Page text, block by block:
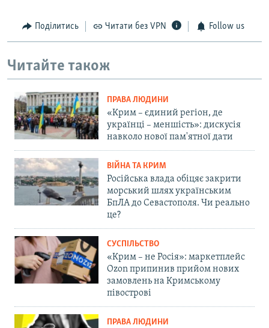
Поділитись Читати без VPN Follow us
Читайте також
ПРАВА ЛЮДИНИ
«Крим – єдиний регіон, де
українці – меншість»: дискусія
навколо нової пам'ятної дати
ВІЙНА ТА КРИМ
Російська влада обіцяє закрити
морський шлях українським
БпЛА до Севастополя. Чи реально
це?
СУСПІЛЬСТВО
«Крим – не Росія»: маркетплейс
Ozon припинив прийом нових
замовлень на Кримському
півострові
ПРАВА ЛЮДИНИ